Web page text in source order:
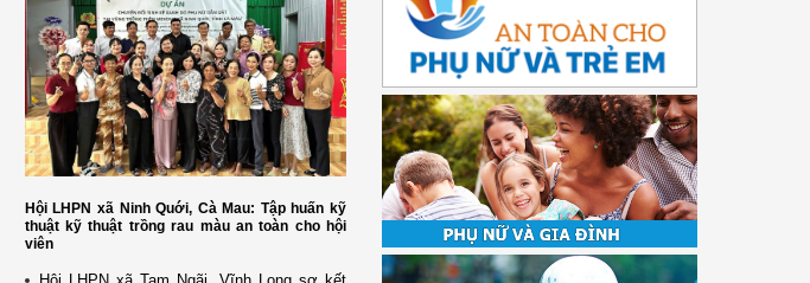
Hội LHPN xã Ninh Quới, Cà Mau: Tập huấn kỹ
thuật kỹ thuật trồng rau màu an toàn cho hội
viên